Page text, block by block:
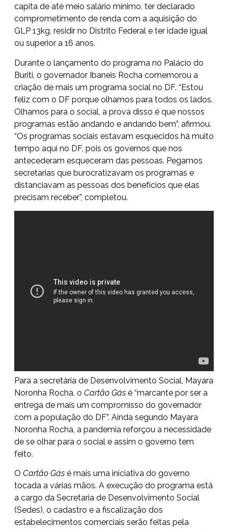
capita de até meio salário mínimo, ter declarado
comprometimento de renda com a aquisição do
GLP 13kg, residir no Distrito Federal e ter idade igual
ou superior a 16 anos.
Durante o lançamento do programa no Palácio do
Buriti, o governador Ibaneis Rocha comemorou a
criação de mais um programa social no DF. “Estou
feliz com o DF porque olhamos para todos os lados.
Olhamos para o social, a prova disso é que nossos
programas estão andando e andando bem”, afirmou.
“Os programas sociais estavam esquecidos há muito
tempo aqui no DF, pois os governos que nos
antecederam esqueceram das pessoas. Pegamos
secretarias que burocratizavam os programas e
distanciavam as pessoas dos benefícios que elas
precisam receber”, completou.
Para a secretária de Desenvolvimento Social, Mayara
Noronha Rocha, o Cartão Gás é “marcante por ser a
entrega de mais um compromisso do governador
com a população do DF”. Ainda segundo Mayara
Noronha Rocha, a pandemia reforçou a necessidade
de se olhar para o social e assim o governo tem
feito.
O Cartão Gás é mais uma iniciativa do governo
tocada a várias mãos. A execução do programa está
a cargo da Secretaria de Desenvolvimento Social
(Sedes), o cadastro e a fiscalização dos
estabelecimentos comerciais serão feitas pela